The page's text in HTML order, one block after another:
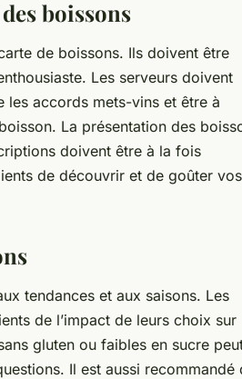
boissons
de boissons. Ils doivent être
Les serveurs doivent
accords mets-vins et être à
La présentation des
doivent être à la fois
de découvrir et de goûter vos
tendances et aux saisons. Les
de l’impact de leurs choix sur
gluten ou faibles en sucre
Il est aussi recommandé